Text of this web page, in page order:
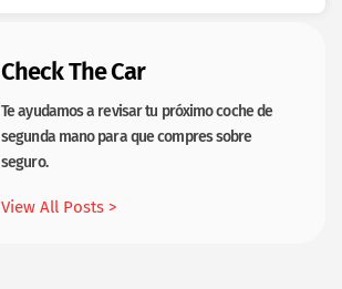
Check The Car
Te ayudamos a revisar tu próximo coche de
segunda mano para que compres sobre
seguro.
View All Posts >